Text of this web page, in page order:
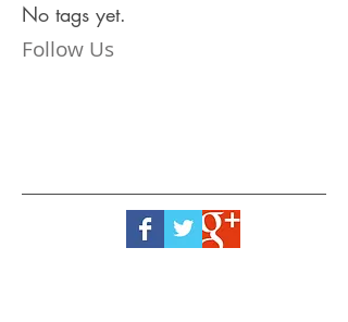
No tags yet.
Follow Us